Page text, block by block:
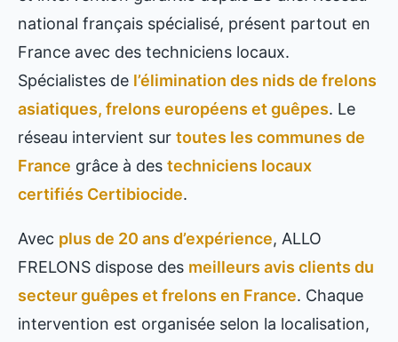
national français spécialisé, présent partout en
France avec des techniciens locaux.
Spécialistes de l’élimination des nids de frelons
asiatiques, frelons européens et guêpes. Le
réseau intervient sur toutes les communes de
France grâce à des techniciens locaux
certifiés Certibiocide.
Avec plus de 20 ans d’expérience, ALLO
FRELONS dispose des meilleurs avis clients du
secteur guêpes et frelons en France. Chaque
intervention est organisée selon la localisation,